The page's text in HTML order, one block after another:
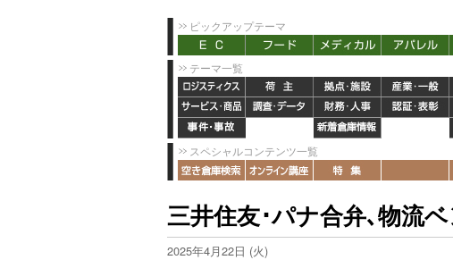
ピックアップテーマ
テーマ一覧
スペシャルコンテンツ一覧
三井住友･パナ合弁､物流
2025年4月22日 (火)